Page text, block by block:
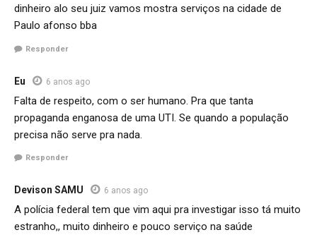
dinheiro alo seu juiz vamos mostra serviços na cidade de
Paulo afonso bba
Responder
Eu 6 anos ago
Falta de respeito, com o ser humano. Pra que tanta
propaganda enganosa de uma UTI. Se quando a população
precisa não serve pra nada.
Responder
Devison SAMU 6 anos ago
A polícia federal tem que vim aqui pra investigar isso tá muito
estranho,, muito dinheiro e pouco serviço na saúde